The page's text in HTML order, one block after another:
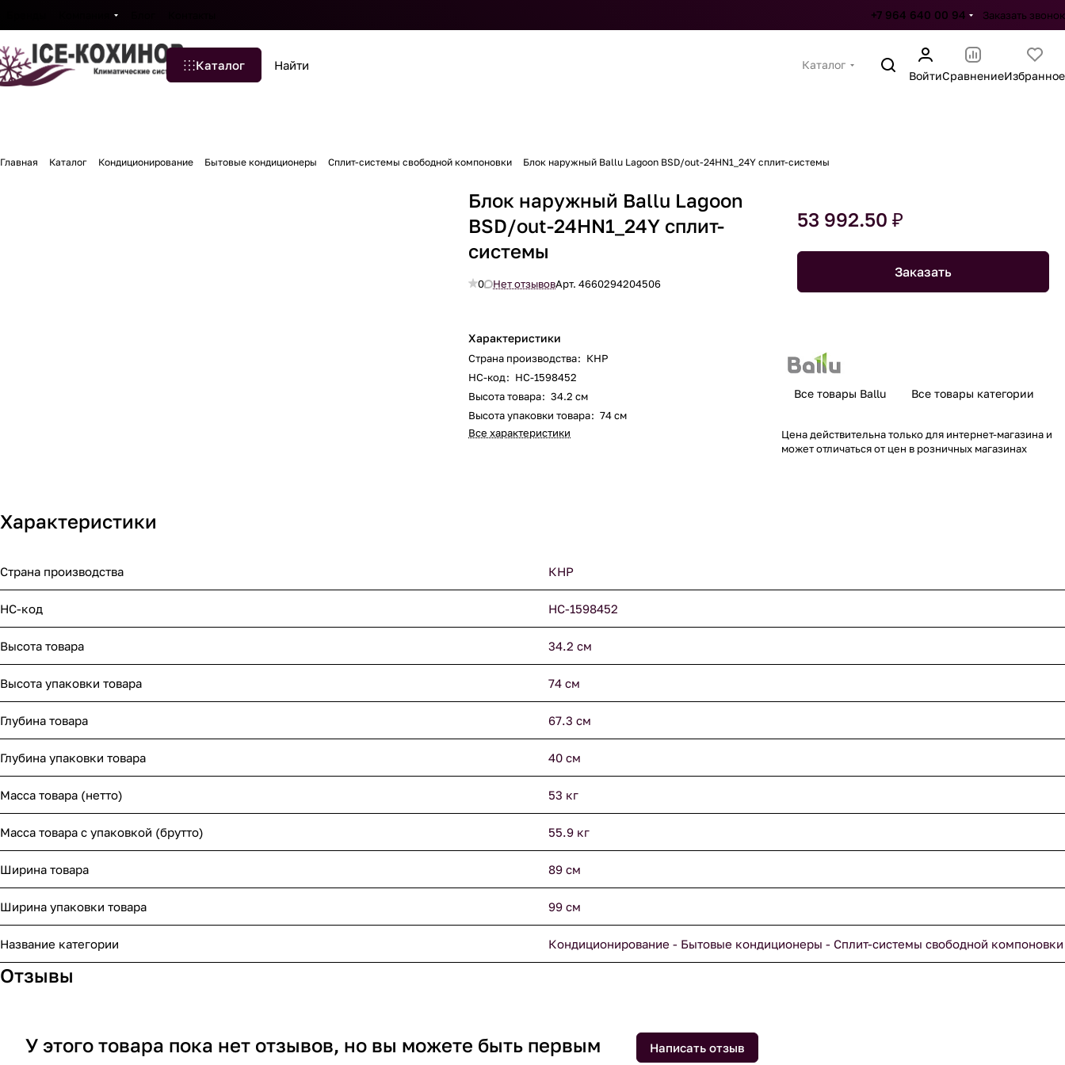
+7 964 640 00 94 Заказать звонок
Каталог
Каталог
ВойтиСравнениеИзбранное
Главная Каталог Кондиционирование Бытовые кондиционеры Сплит-системы свободной компоновки Блок наружный Ballu Lagoon BSD/out-24HN1_24Y сплит-системы
Блок наружный Ballu Lagoon
BSD/out-24HN1_24Y сплит-
системы
0 Нет отзывовАрт.4660294204506
Характеристики
Страна производства: КНР
НС-код: НС-1598452
Высота товара: 34.2 см
Высота упаковки товара: 74 см
Все характеристики
53 992.50 ₽
Заказать
Все товары Ballu Все товары категории
Цена действительна только для интернет-магазина и
может отличаться от цен в розничных магазинах
Характеристики
Страна производства КНР
НС-код НС-1598452
Высота товара 34.2 см
Высота упаковки товара 74 см
Глубина товара 67.3 см
Глубина упаковки товара 40 см
Масса товара (нетто) 53 кг
Масса товара с упаковкой (брутто) 55.9 кг
Ширина товара 89 см
Ширина упаковки товара 99 см
Название категории Кондиционирование - Бытовые кондиционеры - Сплит-системы свободной компоновки
Отзывы
У этого товара пока нет отзывов, но вы можете быть первым Написать отзыв